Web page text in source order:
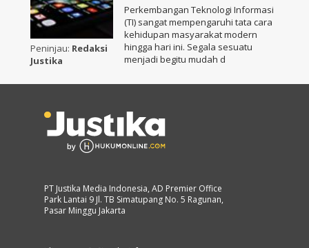
Peninjau: Redaksi
Justika
Perkembangan Teknologi Informasi
(TI) sangat mempengaruhi tata cara
kehidupan masyarakat modern
hingga hari ini. Segala sesuatu
menjadi begitu mudah d
PT Justika Media Indonesia, AD Premier Office
Park Lantai 9 Jl. TB Simatupang No. 5 Ragunan,
Pasar Minggu Jakarta